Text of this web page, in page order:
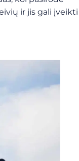
ir jis gali įveikti